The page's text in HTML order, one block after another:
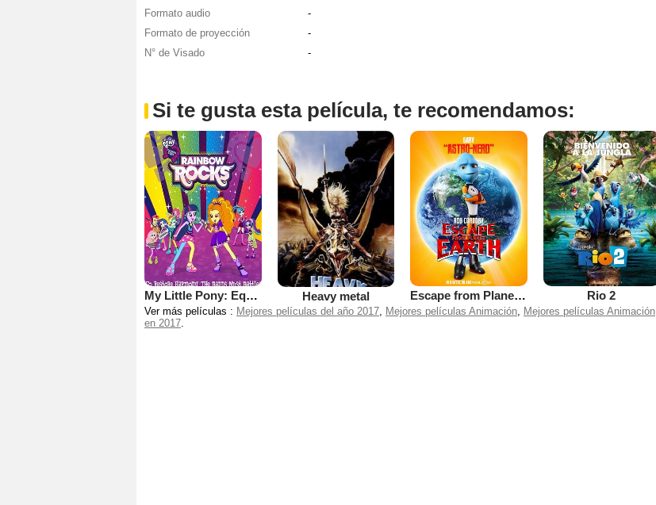
Formato audio
-
Formato de proyección
-
N° de Visado
-
Si te gusta esta película, te recomendamos:
My Little Pony: Equestria Girls - Rainbow Rocks Heavy metal Escape from Planet Earth Rio 2
Ver más películas : Mejores películas del año 2017 Mejores películas Animación Mejores películas Animación
en 2017